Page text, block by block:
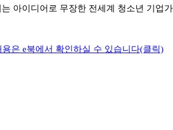
아이디어로 무장한 전세계 청소년 기업
은 e북에서 확인하실 수 있습니다(클릭)